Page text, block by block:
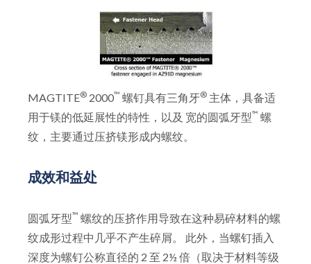
MAGTITE® 2000™ 螺钉具有三角牙® 主体，具备适
用于镁的低延展性的特性，以及 宽的圆弧牙型™ 螺
纹，主要通过压挤镁形成内螺纹。
成效和益处
圆弧牙型™ 螺纹的压挤作用导致在这种易碎材料的螺
纹成形过程中几乎不产生碎屑。 此外，当螺钉插入
深度为螺钉公称直径的 2 至 2½ 倍（取决于材料等级